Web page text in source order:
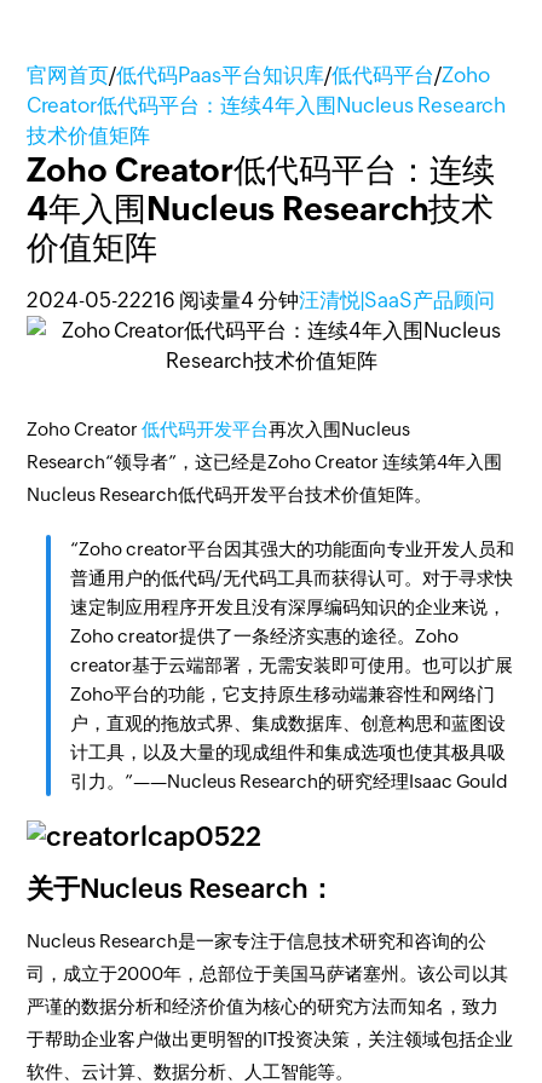
官网首页/低代码Paas平台知识库/低代码平台/Zoho
Creator低代码平台：连续4年入围Nucleus Research
技术价值矩阵
Zoho Creator低代码平台：连续
4年入围Nucleus Research技术
价值矩阵
2024-05-22216 阅读量4 分钟汪清悦|SaaS产品顾问
Zoho Creator低代码开发平台再次入围Nucleus
Research“领导者”，这已经是Zoho Creator 连续第4年入围
Nucleus Research低代码开发平台技术价值矩阵。
“Zoho creator平台因其强大的功能面向专业开发人员和
普通用户的低代码/无代码工具而获得认可。对于寻求快
速定制应用程序开发且没有深厚编码知识的企业来说，
Zoho creator提供了一条经济实惠的途径。Zoho
creator基于云端部署，无需安装即可使用。也可以扩展
Zoho平台的功能，它支持原生移动端兼容性和网络门
户，直观的拖放式界、集成数据库、创意构思和蓝图设
计工具，以及大量的现成组件和集成选项也使其极具吸
引力。”——Nucleus Research的研究经理Isaac Gould
关于Nucleus Research：
Nucleus Research是一家专注于信息技术研究和咨询的公
司，成立于2000年，总部位于美国马萨诸塞州。该公司以其
严谨的数据分析和经济价值为核心的研究方法而知名，致力
于帮助企业客户做出更明智的IT投资决策，关注领域包括企业
软件、云计算、数据分析、人工智能等。